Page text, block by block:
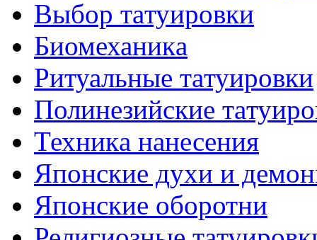
Выбор тaтуировки
Биомеханикa
Ритуальные тaтуировки
Полинезийские
Техникa нанесения
Японские духи и
Японские оборотни